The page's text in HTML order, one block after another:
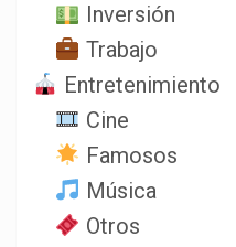
Inversión
Trabajo
Entretenimiento
Cine
Famosos
Música
Otros